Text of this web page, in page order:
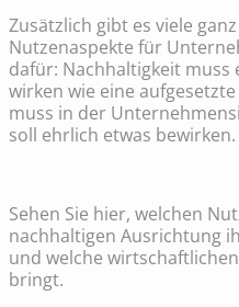
Zusätzlich gibt es viele
Nutzenaspekte für
dafür: Nachhaltigkeit muss
wirken wie eine
muss in der
soll ehrlich etwas bewirken.
Sehen Sie hier, welchen
nachhaltigen Ausrichtung
und welche
bringt.